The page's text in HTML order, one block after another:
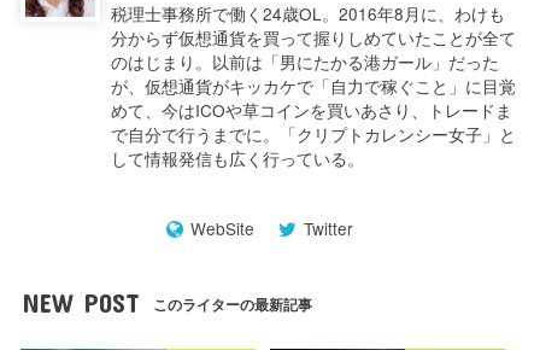
税理士事務所で働く24歳OL。2016年8月に、わけも
分からず仮想通貨を買って握りしめていたことが全て
のはじまり。以前は「男にたかる港ガール」だった
が、仮想通貨がキッカケで「自力で稼ぐこと」に目覚
めて、今はICOや草コインを買いあさり、トレードま
で自分で行うまでに。「クリプトカレンシー女子」と
して情報発信も広く行っている。
WebSite Twitter
NEW POST このライターの最新記事